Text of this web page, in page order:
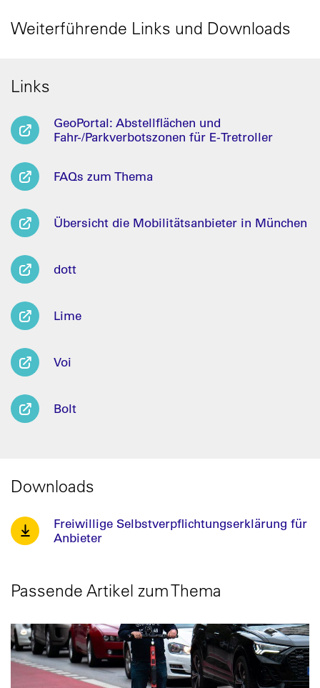
Weiterführende Links und Downloads
Links
GeoPortal: Abstellflächen und
Fahr-/Parkverbotszonen für E-Tretroller
FAQs zum Thema
Übersicht die Mobilitätsanbieter in München
dott
Lime
Voi
Bolt
Downloads
Freiwillige Selbstverpflichtungserklärung für
Anbieter
Passende Artikel zum Thema